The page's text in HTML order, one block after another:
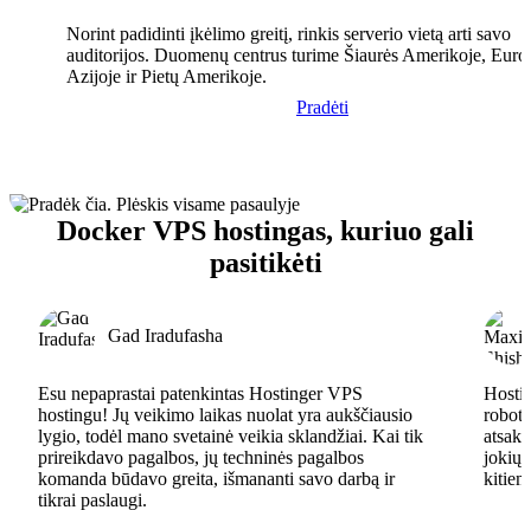
Norint padidinti įkėlimo greitį, rinkis serverio vietą arti savo
auditorijos. Duomenų centrus turime Šiaurės Amerikoje,
Azijoje ir Pietų Amerikoje.
Pradėti
Docker VPS hostingas, kuriuo gali
pasitikėti
Gad Iradufasha
Esu nepaprastai patenkintas Hostinger VPS
hostingu! Jų veikimo laikas nuolat yra aukščiausio
lygio, todėl mano svetainė veikia sklandžiai. Kai tik
prireikdavo pagalbos, jų techninės pagalbos
komanda būdavo greita, išmananti savo darbą ir
tikrai paslaugi.
jokių